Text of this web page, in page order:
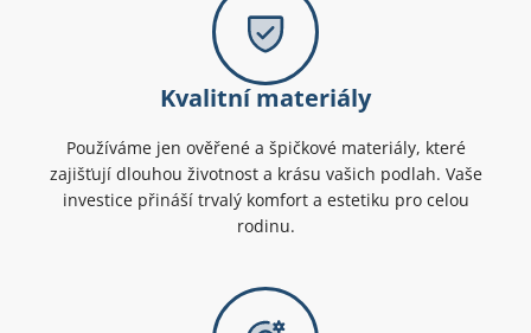
Kvalitní materiály
Používáme jen ověřené a špičkové materiály, které
zajišťují dlouhou životnost a krásu vašich podlah. Vaše
investice přináší trvalý komfort a estetiku pro celou
rodinu.